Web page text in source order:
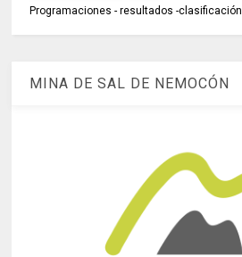
Programaciones - resultados -clasificación
MINA DE SAL DE NEMOCÓN